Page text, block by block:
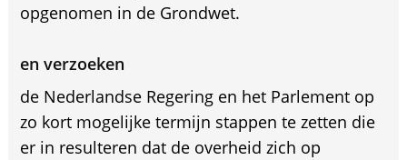
opgenomen in de Grondwet.
en verzoeken
de Nederlandse Regering en het Parlement op
zo kort mogelijke termijn stappen te zetten die
er in resulteren dat de overheid zich op